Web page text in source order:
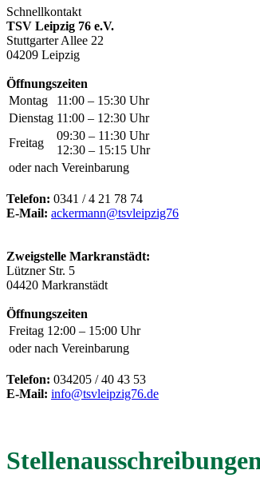
Schnellkontakt
TSV Leipzig 76 e.V.
Stuttgarter Allee 22
04209 Leipzig
Öffnungszeiten
Montag
11:00 – 15:30 Uhr
Dienstag 11:00 – 12:30 Uhr
Freitag
09:30 – 11:30 Uhr
12:30 – 15:15 Uhr
oder nach Vereinbarung
Telefon: 0341 / 4 21 78 74
E-Mail: ackermann@tsvleipzig76
Zweigstelle Markranstädt:
Lützner Str. 5
04420 Markranstädt
Öffnungszeiten
Freitag 12:00 – 15:00 Uhr
oder nach Vereinbarung
Telefon: 034205 / 40 43 53
E-Mail: info@tsvleipzig76.de